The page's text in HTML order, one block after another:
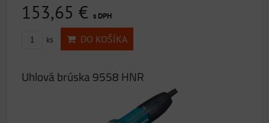
153,65 € s DPH
ks DO KOŠÍKA
Uhlová brúska 9558 HNR